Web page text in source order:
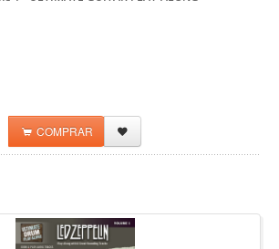
COMPRAR